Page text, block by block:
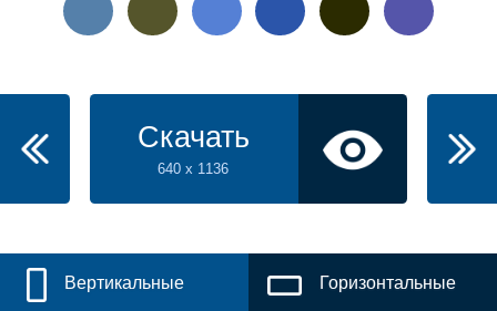
Скачать
640 x 1136
Вертикальные Горизонтальные